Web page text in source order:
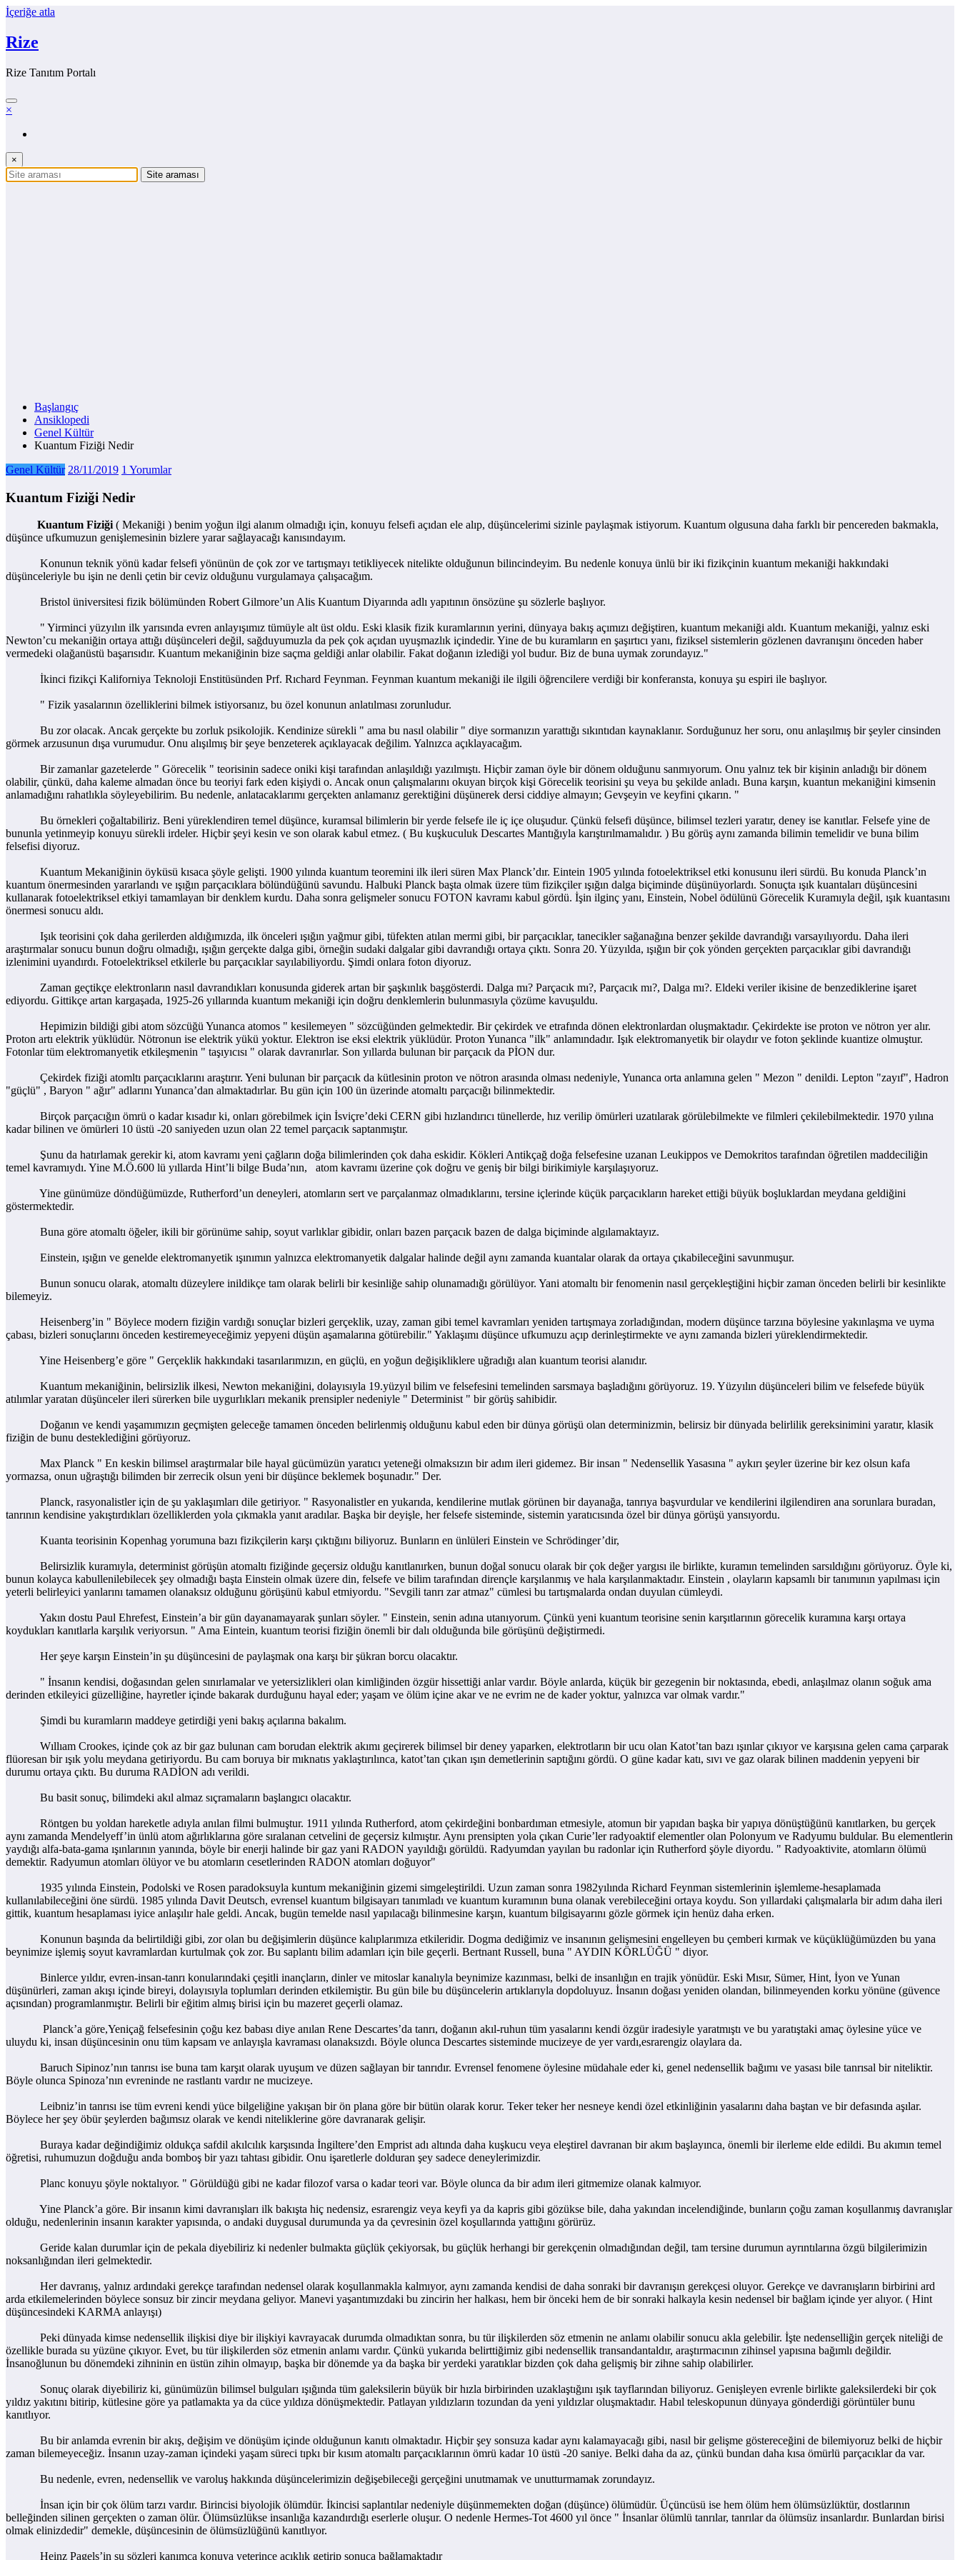
İçeriğe atla
Rize
Rize Tanıtım Portalı
×
×
Başlangıç
Ansiklopedi
Genel Kültür
Kuantum Fiziği Nedir
Genel Kültür 28/11/2019 1 Yorumlar
Kuantum Fiziği Nedir
Kuantum Fiziği ( Mekaniği ) benim yoğun ilgi alanım olmadığı için, konuyu felsefi açıdan ele alıp, düşüncelerimi sizinle paylaşmak istiyorum. Kuantum olgusuna daha farklı bir pencereden bakmakla,
düşünce ufkumuzun genişlemesinin bizlere yarar sağlayacağı kanısındayım.
Konunun teknik yönü kadar felsefi yönünün de çok zor ve tartışmayı tetikliyecek nitelikte olduğunun bilincindeyim. Bu nedenle konuya ünlü bir iki fizikçinin kuantum mekaniği hakkındaki
düşünceleriyle bu işin ne denli çetin bir ceviz olduğunu vurgulamaya çalışacağım.
Bristol üniversitesi fizik bölümünden Robert Gilmore’un Alis Kuantum Diyarında adlı yapıtının önsözüne şu sözlerle başlıyor.
" Yirminci yüzyılın ilk yarısında evren anlayışımız tümüyle alt üst oldu. Eski klasik fizik kuramlarının yerini, dünyaya bakış açımızı değiştiren, kuantum mekaniği aldı. Kuantum mekaniği, yalnız eski
Newton’cu mekaniğin ortaya attığı düşünceleri değil, sağduyumuzla da pek çok açıdan uyuşmazlık içindedir. Yine de bu kuramların en şaşırtıcı yanı, fiziksel sistemlerin gözlenen davranışını önceden haber
vermedeki olağanüstü başarısıdır. Kuantum mekaniğinin bize saçma geldiği anlar olabilir. Fakat doğanın izlediği yol budur. Biz de buna uymak zorundayız."
İkinci fizikçi Kaliforniya Teknoloji Enstitüsünden Prf. Rıchard Feynman. Feynman kuantum mekaniği ile ilgili öğrencilere verdiği bir konferansta, konuya şu espiri ile başlıyor.
" Fizik yasalarının özelliklerini bilmek istiyorsanız, bu özel konunun anlatılması zorunludur.
Bu zor olacak. Ancak gerçekte bu zorluk psikolojik. Kendinize sürekli " ama bu nasıl olabilir " diye sormanızın yarattığı sıkıntıdan kaynaklanır. Sorduğunuz her soru, onu anlaşılmış bir şeyler cinsinden
görmek arzusunun dışa vurumudur. Onu alışılmış bir şeye benzeterek açıklayacak değilim. Yalnızca açıklayacağım.
Bir zamanlar gazetelerde " Görecelik " teorisinin sadece oniki kişi tarafından anlaşıldığı yazılmıştı. Hiçbir zaman öyle bir dönem olduğunu sanmıyorum. Onu yalnız tek bir kişinin anladığı bir dönem
olabilir, çünkü, daha kaleme almadan önce bu teoriyi fark eden kişiydi o. Ancak onun çalışmalarını okuyan birçok kişi Görecelik teorisini şu veya bu şekilde anladı. Buna karşın, kuantun mekaniğini kimsenin
anlamadığını rahatlıkla söyleyebilirim. Bu nedenle, anlatacaklarımı gerçekten anlamanız gerektiğini düşünerek dersi ciddiye almayın; Gevşeyin ve keyfini çıkarın. "
Bu örnekleri çoğaltabiliriz. Beni yüreklendiren temel düşünce, kuramsal bilimlerin bir yerde felsefe ile iç içe oluşudur. Çünkü felsefi düşünce, bilimsel tezleri yaratır, deney ise kanıtlar. Felsefe yine de
bununla yetinmeyip konuyu sürekli irdeler. Hiçbir şeyi kesin ve son olarak kabul etmez. ( Bu kuşkuculuk Descartes Mantığıyla karıştırılmamalıdır. ) Bu görüş aynı zamanda bilimin temelidir ve buna bilim
felsefisi diyoruz.
Kuantum Mekaniğinin öyküsü kısaca şöyle gelişti. 1900 yılında kuantum teoremini ilk ileri süren Max Planck’dır. Eintein 1905 yılında fotoelektriksel etki konusunu ileri sürdü. Bu konuda Planck’ın
kuantum önermesinden yararlandı ve ışığın parçacıklara bölündüğünü savundu. Halbuki Planck başta olmak üzere tüm fizikçiler ışığın dalga biçiminde düşünüyorlardı. Sonuçta ışık kuantaları düşüncesini
kullanarak fotoelektriksel etkiyi tamamlayan bir denklem kurdu. Daha sonra gelişmeler sonucu FOTON kavramı kabul gördü. İşin ilginç yanı, Einstein, Nobel ödülünü Görecelik Kuramıyla değil, ışık kuantasını
önermesi sonucu aldı.
Işık teorisini çok daha gerilerden aldığımızda, ilk önceleri ışığın yağmur gibi, tüfekten atılan mermi gibi, bir parçacıklar, tanecikler sağanağına benzer şekilde davrandığı varsayılıyordu. Daha ileri
araştırmalar sonucu bunun doğru olmadığı, ışığın gerçekte dalga gibi, örneğin sudaki dalgalar gibi davrandığı ortaya çıktı. Sonra 20. Yüzyılda, ışığın bir çok yönden gerçekten parçacıklar gibi davrandığı
izlenimini uyandırdı. Fotoelektriksel etkilerle bu parçacıklar sayılabiliyordu. Şimdi onlara foton diyoruz.
Zaman geçtikçe elektronların nasıl davrandıkları konusunda giderek artan bir şaşkınlık başgösterdi. Dalga mı? Parçacık mı?, Parçacık mı?, Dalga mı?. Eldeki veriler ikisine de benzediklerine işaret
ediyordu. Gittikçe artan kargaşada, 1925-26 yıllarında kuantum mekaniği için doğru denklemlerin bulunmasıyla çözüme kavuşuldu.
Hepimizin bildiği gibi atom sözcüğü Yunanca atomos " kesilemeyen " sözcüğünden gelmektedir. Bir çekirdek ve etrafında dönen elektronlardan oluşmaktadır. Çekirdekte ise proton ve nötron yer alır.
Proton artı elektrik yüklüdür. Nötronun ise elektrik yükü yoktur. Elektron ise eksi elektrik yüklüdür. Proton Yunanca "ilk" anlamındadır. Işık elektromanyetik bir olaydır ve foton şeklinde kuantize olmuştur.
Fotonlar tüm elektromanyetik etkileşmenin " taşıyıcısı " olarak davranırlar. Son yıllarda bulunan bir parçacık da PİON dur.
Çekirdek fiziği atomltı parçacıklarını araştırır. Yeni bulunan bir parçacık da kütlesinin proton ve nötron arasında olması nedeniyle, Yunanca orta anlamına gelen " Mezon " denildi. Lepton "zayıf", Hadron
"güçlü" , Baryon " ağır" adlarını Yunanca’dan almaktadırlar. Bu gün için 100 ün üzerinde atomaltı parçacığı bilinmektedir.
Birçok parçacığın ömrü o kadar kısadır ki, onları görebilmek için İsviçre’deki CERN gibi hızlandırıcı tünellerde, hız verilip ömürleri uzatılarak görülebilmekte ve filmleri çekilebilmektedir. 1970 yılına
kadar bilinen ve ömürleri 10 üstü -20 saniyeden uzun olan 22 temel parçacık saptanmıştır.
Şunu da hatırlamak gerekir ki, atom kavramı yeni çağların doğa bilimlerinden çok daha eskidir. Kökleri Antikçağ doğa felsefesine uzanan Leukippos ve Demokritos tarafından öğretilen maddeciliğin
temel kavramıydı. Yine M.Ö.600 lü yıllarda Hint’li bilge Buda’nın, atom kavramı üzerine çok doğru ve geniş bir bilgi birikimiyle karşılaşıyoruz.
Yine günümüze döndüğümüzde, Rutherford’un deneyleri, atomların sert ve parçalanmaz olmadıklarını, tersine içlerinde küçük parçacıkların hareket ettiği büyük boşluklardan meydana geldiğini
göstermektedir.
Buna göre atomaltı öğeler, ikili bir görünüme sahip, soyut varlıklar gibidir, onları bazen parçacık bazen de dalga biçiminde algılamaktayız.
Einstein, ışığın ve genelde elektromanyetik ışınımın yalnızca elektromanyetik dalgalar halinde değil aynı zamanda kuantalar olarak da ortaya çıkabileceğini savunmuşur.
Bunun sonucu olarak, atomaltı düzeylere inildikçe tam olarak belirli bir kesinliğe sahip olunamadığı görülüyor. Yani atomaltı bir fenomenin nasıl gerçekleştiğini hiçbir zaman önceden belirli bir kesinlikte
bilemeyiz.
Heisenberg’in " Böylece modern fiziğin vardığı sonuçlar bizleri gerçeklik, uzay, zaman gibi temel kavramları yeniden tartışmaya zorladığından, modern düşünce tarzına böylesine yakınlaşma ve uyma
çabası, bizleri sonuçlarını önceden kestiremeyeceğimiz yepyeni düşün aşamalarına götürebilir." Yaklaşımı düşünce ufkumuzu açıp derinleştirmekte ve aynı zamanda bizleri yüreklendirmektedir.
Yine Heisenberg’e göre " Gerçeklik hakkındaki tasarılarımızın, en güçlü, en yoğun değişikliklere uğradığı alan kuantum teorisi alanıdır.
Kuantum mekaniğinin, belirsizlik ilkesi, Newton mekaniğini, dolayısıyla 19.yüzyıl bilim ve felsefesini temelinden sarsmaya başladığını görüyoruz. 19. Yüzyılın düşünceleri bilim ve felsefede büyük
atılımlar yaratan düşünceler ileri sürerken bile uygurlıkları mekanik prensipler nedeniyle " Determinist " bir görüş sahibidir.
Doğanın ve kendi yaşamımızın geçmişten geleceğe tamamen önceden belirlenmiş olduğunu kabul eden bir dünya görüşü olan determinizmin, belirsiz bir dünyada belirlilik gereksinimini yaratır, klasik
fiziğin de bunu desteklediğini görüyoruz.
Max Planck " En keskin bilimsel araştırmalar bile hayal gücümüzün yaratıcı yeteneği olmaksızın bir adım ileri gidemez. Bir insan " Nedensellik Yasasına " aykırı şeyler üzerine bir kez olsun kafa
yormazsa, onun uğraştığı bilimden bir zerrecik olsun yeni bir düşünce beklemek boşunadır." Der.
Planck, rasyonalistler için de şu yaklaşımları dile getiriyor. " Rasyonalistler en yukarıda, kendilerine mutlak görünen bir dayanağa, tanrıya başvurdular ve kendilerini ilgilendiren ana sorunlara buradan,
tanrının kendisine yakıştırdıkları özelliklerden yola çıkmakla yanıt aradılar. Başka bir deyişle, her felsefe sisteminde, sistemin yaratıcısında özel bir dünya görüşü yansıyordu.
Kuanta teorisinin Kopenhag yorumuna bazı fizikçilerin karşı çıktığını biliyoruz. Bunların en ünlüleri Einstein ve Schrödinger’dir,
Belirsizlik kuramıyla, determinist görüşün atomaltı fiziğinde geçersiz olduğu kanıtlanırken, bunun doğal sonucu olarak bir çok değer yargısı ile birlikte, kuramın temelinden sarsıldığını görüyoruz. Öyle ki,
bunun kolayca kabullenilebilecek şey olmadığı başta Einstein olmak üzere din, felsefe ve bilim tarafından dirençle karşılanmış ve hala karşılanmaktadır. Einstein , olayların kapsamlı bir tanımının yapılması için
yeterli belirleyici yanlarını tamamen olanaksız olduğunu görüşünü kabul etmiyordu. "Sevgili tanrı zar atmaz" cümlesi bu tartışmalarda ondan duyulan cümleydi.
Yakın dostu Paul Ehrefest, Einstein’a bir gün dayanamayarak şunları söyler. " Einstein, senin adına utanıyorum. Çünkü yeni kuantum teorisine senin karşıtlarının görecelik kuramına karşı ortaya
koydukları kanıtlarla karşılık veriyorsun. " Ama Eintein, kuantum teorisi fiziğin önemli bir dalı olduğunda bile görüşünü değiştirmedi.
Her şeye karşın Einstein’in şu düşüncesini de paylaşmak ona karşı bir şükran borcu olacaktır.
" İnsanın kendisi, doğasından gelen sınırlamalar ve yetersizlikleri olan kimliğinden özgür hissettiği anlar vardır. Böyle anlarda, küçük bir gezegenin bir noktasında, ebedi, anlaşılmaz olanın soğuk ama
derinden etkileyici güzelliğine, hayretler içinde bakarak durduğunu hayal eder; yaşam ve ölüm içine akar ve ne evrim ne de kader yoktur, yalnızca var olmak vardır."
Şimdi bu kuramların maddeye getirdiği yeni bakış açılarına bakalım.
Wıllıam Crookes, içinde çok az bir gaz bulunan cam borudan elektrik akımı geçirerek bilimsel bir deney yaparken, elektrotların bir ucu olan Katot’tan bazı ışınlar çıkıyor ve karşısına gelen cama çarparak
flüoresan bir ışık yolu meydana getiriyordu. Bu cam boruya bir mıknatıs yaklaştırılınca, katot’tan çıkan ışın demetlerinin saptığını gördü. O güne kadar katı, sıvı ve gaz olarak bilinen maddenin yepyeni bir
durumu ortaya çıktı. Bu duruma RADİON adı verildi.
Bu basit sonuç, bilimdeki akıl almaz sıçramaların başlangıcı olacaktır.
Röntgen bu yoldan hareketle adıyla anılan filmi bulmuştur. 1911 yılında Rutherford, atom çekirdeğini bonbardıman etmesiyle, atomun bir yapıdan başka bir yapıya dönüştüğünü kanıtlarken, bu gerçek
aynı zamanda Mendelyeff’in ünlü atom ağırlıklarına göre sıralanan cetvelini de geçersiz kılmıştır. Aynı prensipten yola çıkan Curie’ler radyoaktif elementler olan Polonyum ve Radyumu buldular. Bu elementlerin
yaydığı alfa-bata-gama ışınlarının yanında, böyle bir enerji halinde bir gaz yani RADON yayıldığı görüldü. Radyumdan yayılan bu radonlar için Rutherford şöyle diyordu. " Radyoaktivite, atomların ölümü
demektir. Radyumun atomları ölüyor ve bu atomların cesetlerinden RADON atomları doğuyor"
1935 yılında Einstein, Podolski ve Rosen paradoksuyla kuntum mekaniğinin gizemi simgeleştirildi. Uzun zaman sonra 1982yılında Richard Feynman sistemlerinin işlemleme-hesaplamada
kullanılabileceğini öne sürdü. 1985 yılında Davit Deutsch, evrensel kuantum bilgisayarı tanımladı ve kuantum kuramının buna olanak verebileceğini ortaya koydu. Son yıllardaki çalışmalarla bir adım daha ileri
gittik, kuantum hesaplaması iyice anlaşılır hale geldi. Ancak, bugün temelde nasıl yapılacağı bilinmesine karşın, kuantum bilgisayarını gözle görmek için henüz daha erken.
Konunun başında da belirtildiği gibi, zor olan bu değişimlerin düşünce kalıplarımıza etkileridir. Dogma dediğimiz ve insanının gelişmesini engelleyen bu çemberi kırmak ve küçüklüğümüzden bu yana
beynimize işlemiş soyut kavramlardan kurtulmak çok zor. Bu saplantı bilim adamları için bile geçerli. Bertnant Russell, buna " AYDIN KÖRLÜĞÜ " diyor.
Binlerce yıldır, evren-insan-tanrı konularındaki çeşitli inançların, dinler ve mitoslar kanalıyla beynimize kazınması, belki de insanlığın en trajik yönüdür. Eski Mısır, Sümer, Hint, İyon ve Yunan
düşünürleri, zaman akışı içinde bireyi, dolayısıyla toplumları derinden etkilemiştir. Bu gün bile bu düşüncelerin artıklarıyla dopdoluyuz. İnsanın doğası yeniden olandan, bilinmeyenden korku yönüne (güvence
açısından) programlanmıştır. Belirli bir eğitim almış birisi için bu mazeret geçerli olamaz.
Planck’a göre,Yeniçağ felsefesinin çoğu kez babası diye anılan Rene Descartes’da tanrı, doğanın akıl-ruhun tüm yasalarını kendi özgür iradesiyle yaratmıştı ve bu yaratıştaki amaç öylesine yüce ve
uluydu ki, insan düşüncesinin onu tüm kapsam ve anlayışla kavraması olanaksızdı. Böyle olunca Descartes sisteminde mucizeye de yer vardı,esrarengiz olaylara da.
Baruch Sipinoz’nın tanrısı ise buna tam karşıt olarak uyuşum ve düzen sağlayan bir tanrıdır. Evrensel fenomene öylesine müdahale eder ki, genel nedensellik bağımı ve yasası bile tanrısal bir niteliktir.
Böyle olunca Spinoza’nın evreninde ne rastlantı vardır ne mucizeye.
Leibniz’in tanrısı ise tüm evreni kendi yüce bilgeliğine yakışan bir ön plana göre bir bütün olarak korur. Teker teker her nesneye kendi özel etkinliğinin yasalarını daha baştan ve bir defasında aşılar.
Böylece her şey öbür şeylerden bağımsız olarak ve kendi niteliklerine göre davranarak gelişir.
Buraya kadar değindiğimiz oldukça safdil akılcılık karşısında İngiltere’den Emprist adı altında daha kuşkucu veya eleştirel davranan bir akım başlayınca, önemli bir ilerleme elde edildi. Bu akımın temel
öğretisi, ruhumuzun doğduğu anda bomboş bir yazı tahtası gibidir. Onu işaretlerle dolduran şey sadece deneylerimizdir.
Planc konuyu şöyle noktalıyor. " Görüldüğü gibi ne kadar filozof varsa o kadar teori var. Böyle olunca da bir adım ileri gitmemize olanak kalmıyor.
Yine Planck’a göre. Bir insanın kimi davranışları ilk bakışta hiç nedensiz, esrarengiz veya keyfi ya da kapris gibi gözükse bile, daha yakından incelendiğinde, bunların çoğu zaman koşullanmış davranışlar
olduğu, nedenlerinin insanın karakter yapısında, o andaki duygusal durumunda ya da çevresinin özel koşullarında yattığını görürüz.
Geride kalan durumlar için de pekala diyebiliriz ki nedenler bulmakta güçlük çekiyorsak, bu güçlük herhangi bir gerekçenin olmadığından değil, tam tersine durumun ayrıntılarına özgü bilgilerimizin
noksanlığından ileri gelmektedir.
Her davranış, yalnız ardındaki gerekçe tarafından nedensel olarak koşullanmakla kalmıyor, aynı zamanda kendisi de daha sonraki bir davranışın gerekçesi oluyor. Gerekçe ve davranışların birbirini ard
arda etkilemelerinden böylece sonsuz bir zincir meydana geliyor. Manevi yaşantımızdaki bu zincirin her halkası, hem bir önceki hem de bir sonraki halkayla kesin nedensel bir bağlam içinde yer alıyor. ( Hint
düşüncesindeki KARMA anlayışı)
Peki dünyada kimse nedensellik ilişkisi diye bir ilişkiyi kavrayacak durumda olmadıktan sonra, bu tür ilişkilerden söz etmenin ne anlamı olabilir sonucu akla gelebilir. İşte nedenselliğin gerçek niteliği de
özellikle burada su yüzüne çıkıyor. Evet, bu tür ilişkilerden söz etmenin anlamı vardır. Çünkü yukarıda belirttiğimiz gibi nedensellik transandantaldır, araştırmacının zihinsel yapısına bağımlı değildir.
İnsanoğlunun bu dönemdeki zihninin en üstün zihin olmayıp, başka bir dönemde ya da başka bir yerdeki yaratıklar bizden çok daha gelişmiş bir zihne sahip olabilirler.
Sonuç olarak diyebiliriz ki, günümüzün bilimsel bulguları ışığında tüm galeksilerin büyük bir hızla birbirinden uzaklaştığını ışık tayflarından biliyoruz. Genişleyen evrenle birlikte galeksilerdeki bir çok
yıldız yakıtını bitirip, kütlesine göre ya patlamakta ya da cüce yıldıza dönüşmektedir. Patlayan yıldızların tozundan da yeni yıldızlar oluşmaktadır. Habıl teleskopunun dünyaya gönderdiği görüntüler bunu
kanıtlıyor.
Bu bir anlamda evrenin bir akış, değişim ve dönüşüm içinde olduğunun kanıtı olmaktadır. Hiçbir şey sonsuza kadar aynı kalamayacağı gibi, nasıl bir gelişme göstereceğini de bilemiyoruz belki de hiçbir
zaman bilemeyeceğiz. İnsanın uzay-zaman içindeki yaşam süreci tıpkı bir kısım atomaltı parçacıklarının ömrü kadar 10 üstü -20 saniye. Belki daha da az, çünkü bundan daha kısa ömürlü parçacıklar da var.
Bu nedenle, evren, nedensellik ve varoluş hakkında düşüncelerimizin değişebileceği gerçeğini unutmamak ve unutturmamak zorundayız.
İnsan için bir çok ölüm tarzı vardır. Birincisi biyolojik ölümdür. İkincisi saplantılar nedeniyle düşünmemekten doğan (düşünce) ölümüdür. Üçüncüsü ise hem ölüm hem ölümsüzlüktür, dostlarının
belleğinden silinen gerçekten o zaman ölür. Ölümsüzlükse insanlığa kazandırdığı eserlerle oluşur. O nedenle Hermes-Tot 4600 yıl önce " İnsanlar ölümlü tanrılar, tanrılar da ölümsüz insanlardır. Bunlardan birisi
olmak elinizdedir" demekle, düşüncesinin de ölümsüzlüğünü kanıtlıyor.
Heinz Pagels’in şu sözleri kanımca konuya yeterince açıklık getirip sonuca bağlamaktadır